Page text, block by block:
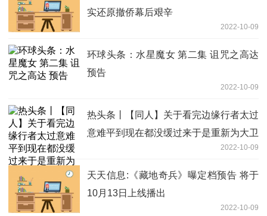
实还原撤侨幕后艰辛
2022-10-09
环球头条：水星魔女 第二集 诅咒之高达
预告
2022-10-09
热头条丨【同人】关于看完边缘行者太过
意难平到现在都没缓过来于是重新为大卫
2022-10-09
天天信息:《藏地奇兵》曝定档预告 将于
10月13日上线播出
2022-10-09